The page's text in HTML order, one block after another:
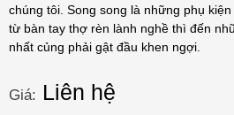
chúng tôi. Song song là những phụ
từ bàn tay thợ rèn lành nghề thì đến
nhất củng phải gật đầu khen ngợi.
Giá: Liên hệ